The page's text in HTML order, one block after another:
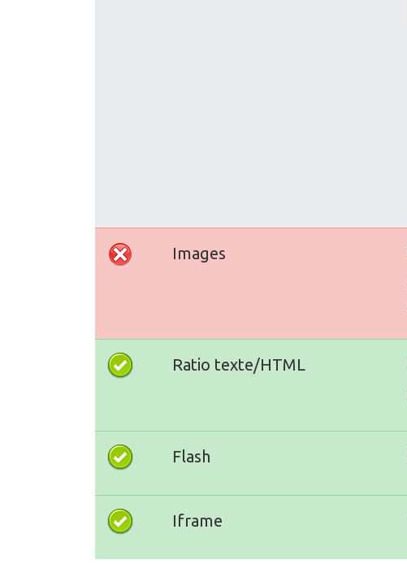
Images
Ratio texte/HTML
Flash
Iframe